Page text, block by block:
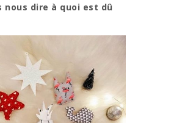
nous dire à quoi est dû